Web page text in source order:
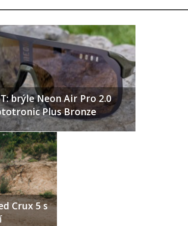
brýle Neon Air Pro 2.0
Plus Bronze
Crux 5 s